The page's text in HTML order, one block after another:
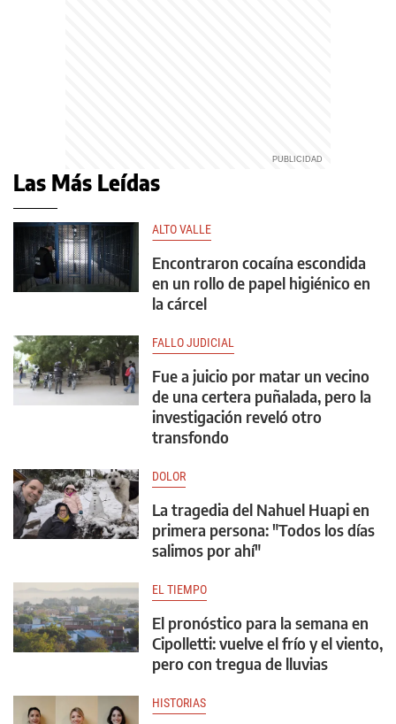
Las Más Leídas
ALTO VALLE
Encontraron cocaína escondida
en un rollo de papel higiénico en
la cárcel
FALLO JUDICIAL
Fue a juicio por matar un vecino
de una certera puñalada, pero la
investigación reveló otro
transfondo
DOLOR
La tragedia del Nahuel Huapi en
primera persona: "Todos los días
salimos por ahí"
EL TIEMPO
El pronóstico para la semana en
Cipolletti: vuelve el frío y el viento,
pero con tregua de lluvias
HISTORIAS